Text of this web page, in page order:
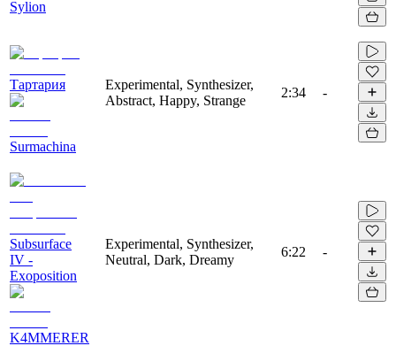
Sylion
Тартария
Surmachina
Experimental, Synthesizer,
Abstract, Happy, Strange
2:34 -
Subsurface
IV -
Exoposition
K4MMERER
Experimental, Synthesizer,
Neutral, Dark, Dreamy
6:22 -